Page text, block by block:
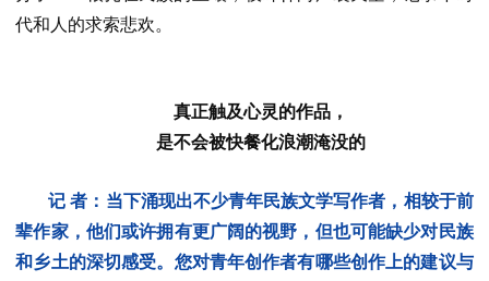
代和人的求索悲欢。
真正触及心灵的作品，
是不会被快餐化浪潮淹没的
记 者：当下涌现出不少青年民族文学写作者，相较于前
辈作家，他们或许拥有更广阔的视野，但也可能缺少对民族
和乡土的深切感受。您对青年创作者有哪些创作上的建议与